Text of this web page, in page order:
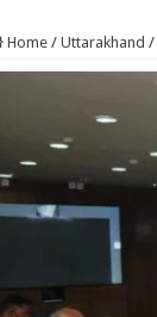
Home / Uttarakhand /